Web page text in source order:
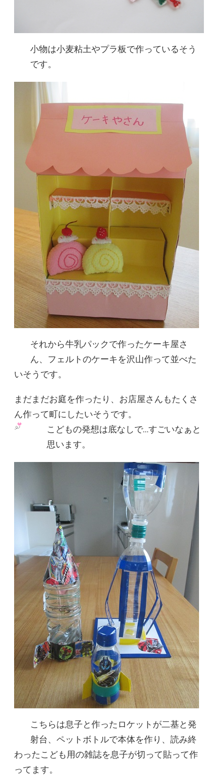
小物は小麦粘土やプラ板で作っているそう
です。
それから牛乳パックで作ったケーキ屋さ
ん、フェルトのケーキを沢山作って並べた
いそうです。
まだまだお庭を作ったり、お店屋さんもたくさ
ん作って町にしたいそうです。
こどもの発想は底なしで…すごいなぁ と
思います。​
こちらは息子と作ったロケットが二基と発
射台、ペットボトルで本体を作り、読み終
わったこども用の雑誌を息子が切って貼って作
ってます。